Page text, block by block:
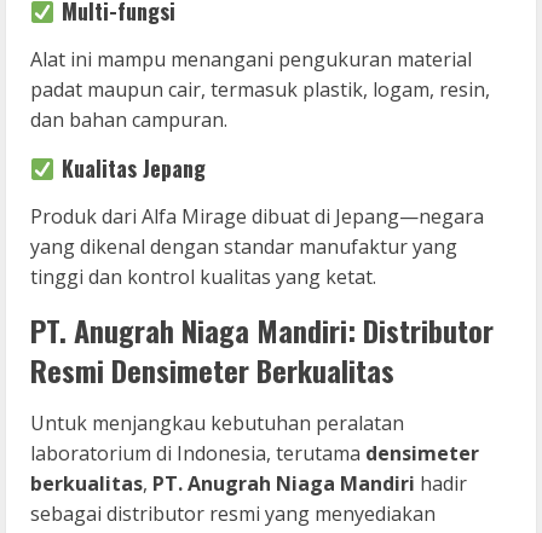
Multi-fungsi
Alat ini mampu menangani pengukuran material
padat maupun cair, termasuk plastik, logam, resin,
dan bahan campuran.
Kualitas Jepang
Produk dari Alfa Mirage dibuat di Jepang—negara
yang dikenal dengan standar manufaktur yang
tinggi dan kontrol kualitas yang ketat.
PT. Anugrah Niaga Mandiri: Distributor
Resmi Densimeter Berkualitas
Untuk menjangkau kebutuhan peralatan
laboratorium di Indonesia, terutama densimeter
berkualitas, PT. Anugrah Niaga Mandiri hadir
sebagai distributor resmi yang menyediakan